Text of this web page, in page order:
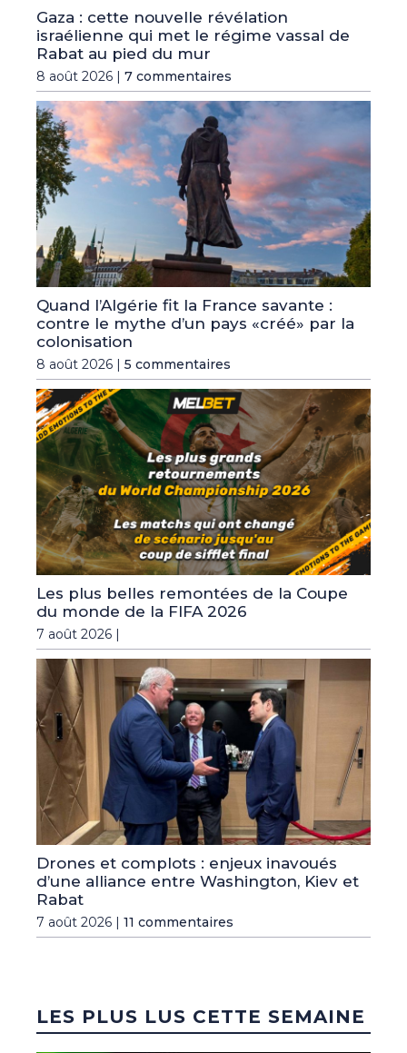
Gaza : cette nouvelle révélation
israélienne qui met le régime vassal de
Rabat au pied du mur
8 août 2026 | 7 commentaires
Quand l’Algérie fit la France savante :
contre le mythe d’un pays «créé» par la
colonisation
8 août 2026 | 5 commentaires
Les plus belles remontées de la Coupe
du monde de la FIFA 2026
7 août 2026 |
Drones et complots : enjeux inavoués
d’une alliance entre Washington, Kiev et
Rabat
7 août 2026 | 11 commentaires
LES PLUS LUS CETTE SEMAINE